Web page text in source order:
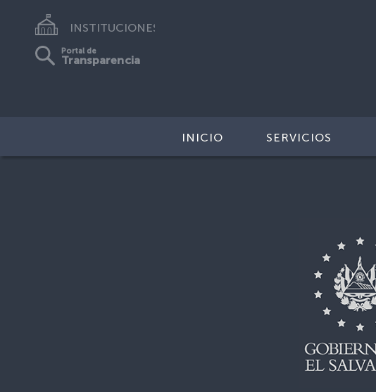
INSTITUCIONES
Portal de
Transparencia
INICIO SERVICIOS